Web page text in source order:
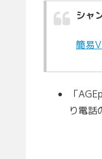
シャ
簡易
「
り電話